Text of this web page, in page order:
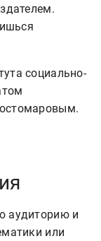
социально-
аудиторию и
или